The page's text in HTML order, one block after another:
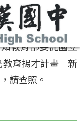
教育部委託國立
教育揚才計畫─新
請查照。